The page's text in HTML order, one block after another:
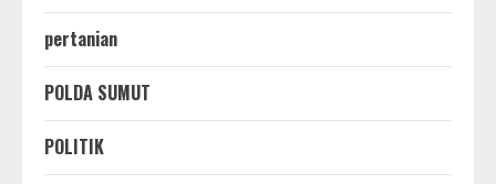
pertanian
POLDA SUMUT
POLITIK